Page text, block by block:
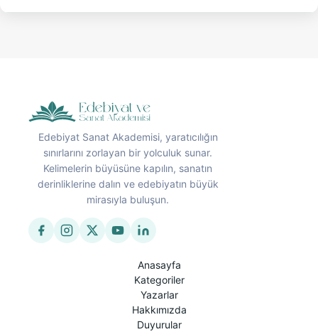
Edebiyat Sanat Akademisi, yaratıcılığın
sınırlarını zorlayan bir yolculuk sunar.
Kelimelerin büyüsüne kapılın, sanatın
derinliklerine dalın ve edebiyatın büyük
mirasıyla buluşun.
Anasayfa
Kategoriler
Yazarlar
Hakkımızda
Duyurular